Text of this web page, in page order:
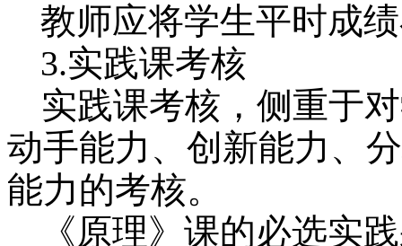
教师应将学生平时成
3.实践课考核
实践课考核，侧重于
动手能力、创新能力、
能力的考核。
《原理》课的必选实